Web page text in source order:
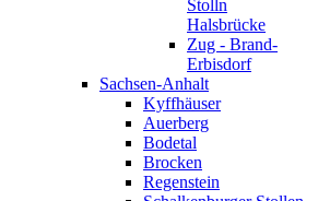
Stolln
Halsbrücke
Zug - Brand-
Erbisdorf
Sachsen-Anhalt
Kyffhäuser
Auerberg
Bodetal
Brocken
Regenstein